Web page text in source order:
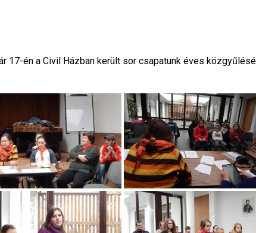
17-én a Civil Házban került sor csapatunk éves